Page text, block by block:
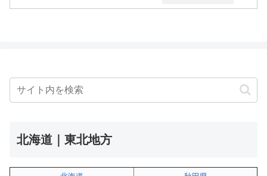
北海道｜東北地方